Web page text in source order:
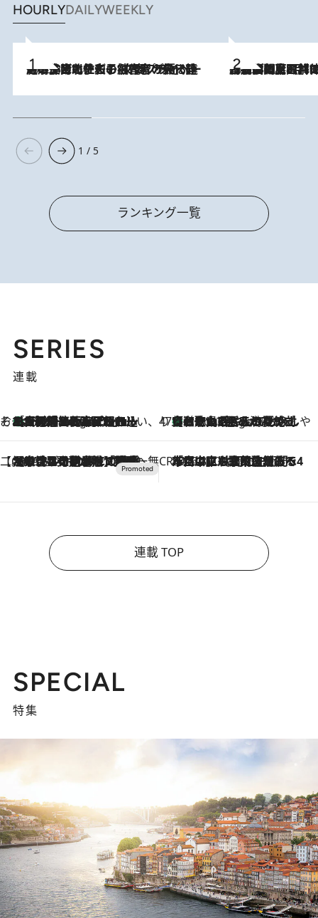
HOURLYDAILYWEEKLY
2026.8.3
《「文士の子ども被害者の会」発足！》阿川佐和子（72）が語る遠藤周作に北杜夫、劇作家・矢代静一の子どもたちの“文豪プライベート事件簿” 2026.8.8
「最後に見られてよかった」上野動物園の東園パンダ舎が解体前に特別公開。8月16日まで延長されたパネル展と共に辿る“半世紀”のパンダ飼育《解体工事の図面あり》
1 / 5
ランキング一覧
SERIES
連載
そおだよおこの関西おいしい、おやつ紀行
3 Hours Ago
［大阪府箕面市］一皿一皿目の前で仕上げられる、料理を巧みに組み込んだアシェットデセールコース「ミチル アシェット デセール（Michiru assiette dessert）」 47都道府県の手みやげ ひんやりスイーツで夏を満喫
3 Hours Ago
【和歌山県】この夏絶対食べたい 冷やしておいしいおやつ3選 みかんがごろっと丸ごと入ったジュレ
【CREA×星野リゾート】唯一無二。癒しと発見が待つ場所へ
2026.8.7
【トンボの足水浴】ヒノキの香りに包まれて涼感マックス！約13℃の湧水かけ流しを避暑地「星野温泉 トンボの湯」で体験 CREA'S CHOICE
2026.8.7
「立川にも歌舞伎があるんだよ」 片岡仁左衛門・市川中車ら豪華座組みで4年目の立川立飛歌舞伎へ
連載 TOP
SPECIAL
特集